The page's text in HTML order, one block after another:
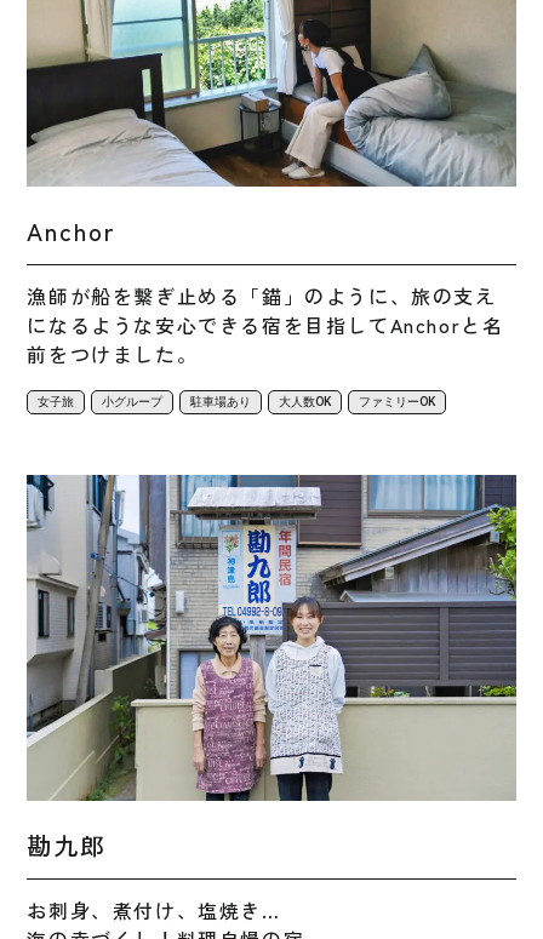
Anchor
漁師が船を繋ぎ止める「錨」のように、旅の支え
になるような安心できる宿を目指してAnchorと名
前をつけました。
女子旅 小グループ 駐車場あり 大人数OK ファミリーOK
勘九郎
お刺身、煮付け、塩焼き…